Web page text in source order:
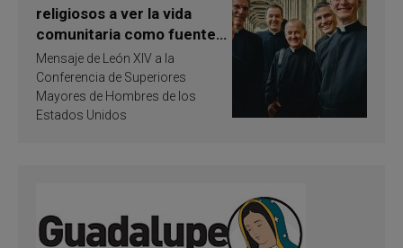
religiosos a ver la vida
comunitaria como fuente
de inspiración y
santificación
Mensaje de León XIV a la
Conferencia de Superiores
Mayores de Hombres de los
Estados Unidos